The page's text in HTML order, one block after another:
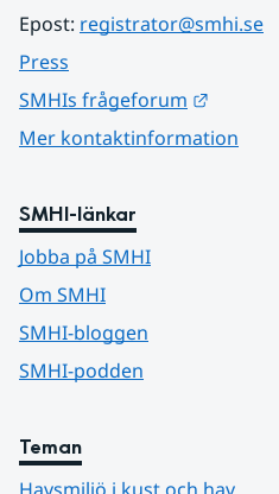
Epost: registrator@smhi.se
Press
SMHIs frågeforum
Mer kontaktinformation
SMHI-länkar
Jobba på SMHI
Om SMHI
SMHI-bloggen
SMHI-podden
Teman